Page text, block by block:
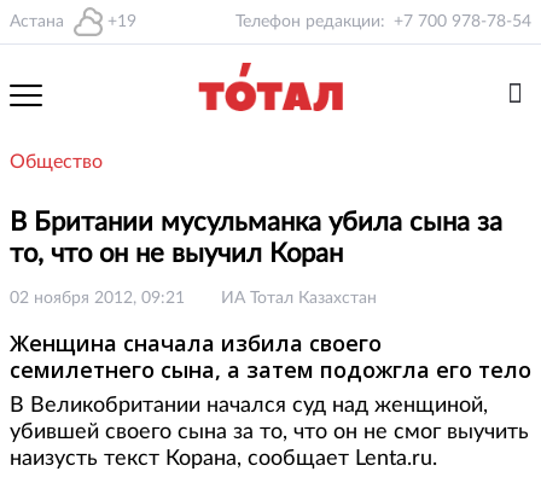
Астана +19 Телефон редакции: +7 700 978-78-54
Общество
В Британии мусульманка убила сына за
то, что он не выучил Коран
02 ноября 2012, 09:21 ИА Тотал Казахстан
Женщина сначала избила своего
семилетнего сына, а затем подожгла его тело
В Великобритании начался суд над женщиной,
убившей своего сына за то, что он не смог выучить
наизусть текст Корана, сообщает Lenta.ru.